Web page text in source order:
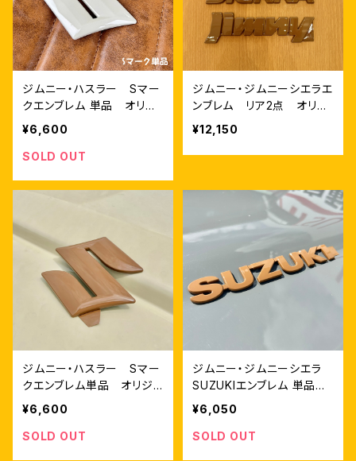
ジムニー・ハスラー Sマー
クエンブレム 単品 オリジ
ナルカラー コットンホワイ
¥6,600
SOLD OUT
ジムニー・ジムニーシエラエ
ンブレム リア2点 オリジ
ナルカラー ブラウン
¥12,150
ジムニー・ハスラー Sマー
クエンブレム単品 オリジ
ナルカラー ブラウン
¥6,600
SOLD OUT
ジムニー・ジムニーシエラ
SUZUKIエンブレム 単品
つや有ブラウン
¥6,050
SOLD OUT